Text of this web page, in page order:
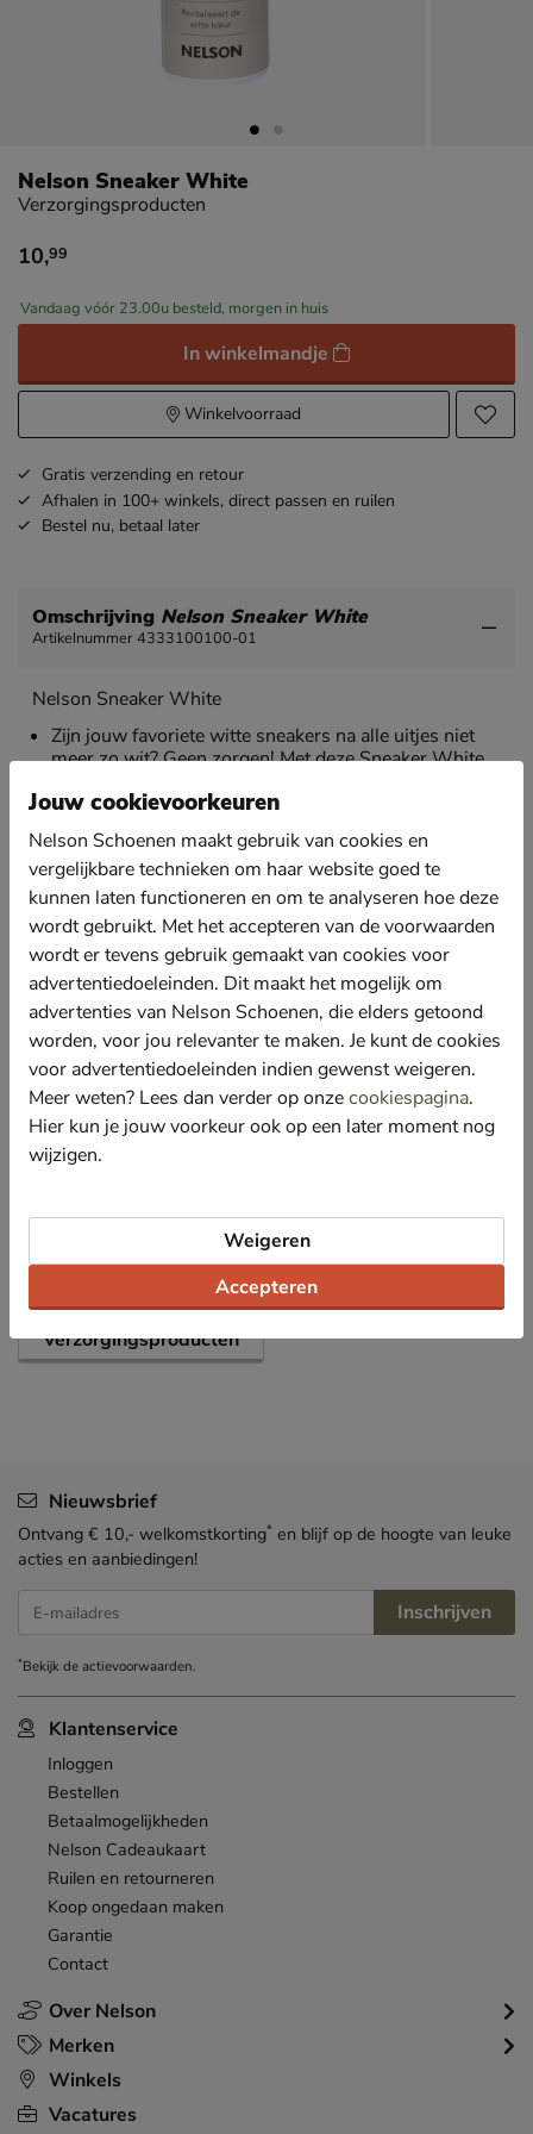
Nelson Sneaker White
Verzorgingsproducten
€ 10,99
10,99
Vandaag vóór 23.00u besteld, morgen in huis
In winkelmandje
Winkelvoorraad
Gratis verzending en retour
Afhalen in 100+ winkels, direct passen en ruilen
Bestel nu, betaal later
Omschrijving Nelson Sneaker White
Artikelnummer 4333100100-01
Nelson Sneaker White
Zijn jouw favoriete witte sneakers na alle uitjes niet
meer zo wit? Geen zorgen! Met deze Sneaker White
Schudden voor gebruik en druk de rode stopper in de
spons in om de flacon te openen. Druk de flacon
voorzichtig op het materiaal en verdeel de vloeitsof.
De geconcentreerde kleurstof maakt je schoenen
weer als nieuw.
Geschikt voor leer, imitatieleer en textiel. Ook witte
zoolranden kunnen er mee behandeld worden.
Inhoud: 75 ml.
Let op! Dit product mag niet geretourneerd worden.
Specificaties
Bekijk meer
Verzorging en accessoires
Verzorgingsproducten
Over Nelson
Klantenservice
Inloggen
Bestellen
Betaalmogelijkheden
Nelson Cadeaukaart
Ruilen en retourneren
Koop ongedaan maken
Garantie
Contact
Merken
Winkels
Vacatures
Nieuwsbrief
Ontvang € 10,- welkomstkorting* en blijf op de hoogte van leuke
acties en aanbiedingen!
E-mailadres Inschrijven
*Bekijk deactievoorwaarden.
Jouw cookievoorkeuren
Nelson Schoenen maakt gebruik van cookies en
vergelijkbare technieken om haar website goed te
kunnen laten functioneren en om te analyseren hoe deze
wordt gebruikt. Met het accepteren van de voorwaarden
wordt er tevens gebruik gemaakt van cookies voor
advertentiedoeleinden. Dit maakt het mogelijk om
advertenties van Nelson Schoenen, die elders getoond
worden, voor jou relevanter te maken. Je kunt de cookies
voor advertentiedoeleinden indien gewenst weigeren.
Meer weten? Lees dan verder op onzecookiespagina.
Hier kun je jouw voorkeur ook op een later moment nog
wijzigen.
Accepteren
Weigeren